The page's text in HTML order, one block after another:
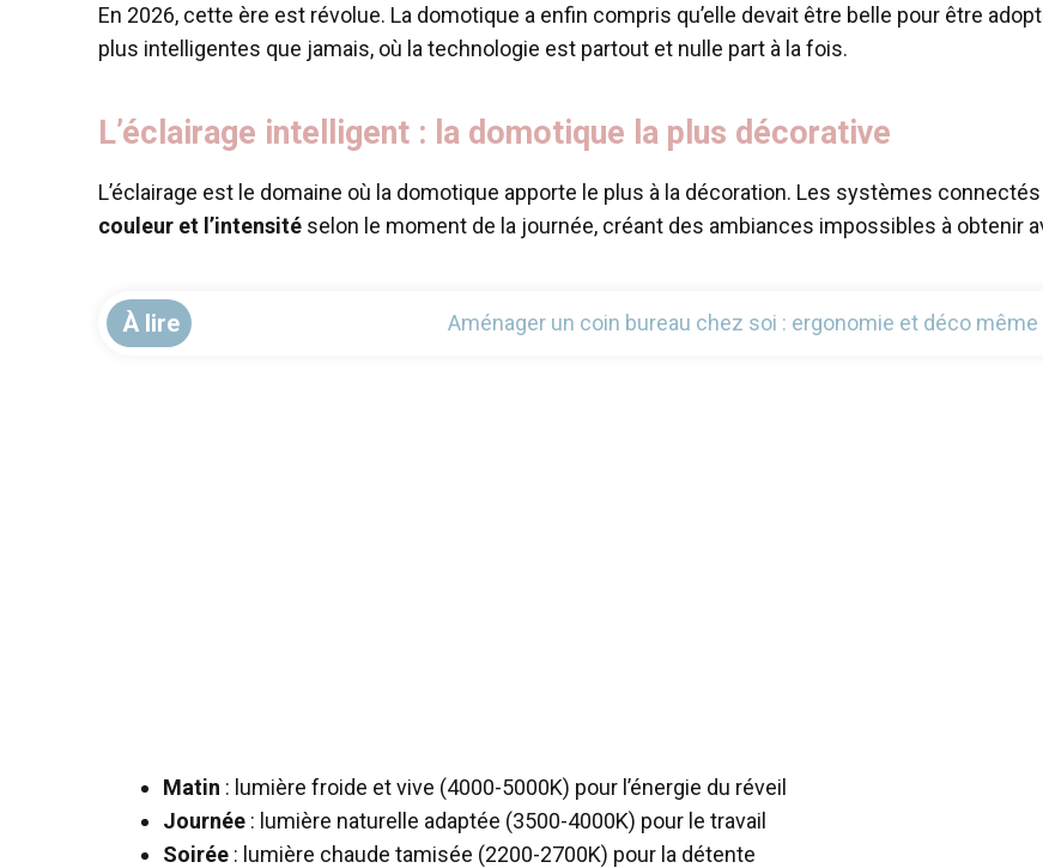
En 2026, cette ère est révolue. La domotique a enfin compris qu’elle devait être belle pour être
plus intelligentes que jamais, où la technologie est partout et nulle part à la fois.
L’éclairage intelligent : la domotique la plus décorative
L’éclairage est le domaine où la domotique apporte le plus à la décoration. Les systèmes
couleur et l’intensité selon le moment de la journée, créant des ambiances impossibles à obtenir
À lire Aménager un coin bureau chez soi : ergonomie et déco
Matin : lumière froide et vive (4000-5000K) pour l’énergie du réveil
Journée : lumière naturelle adaptée (3500-4000K) pour le travail
Soirée : lumière chaude tamisée (2200-2700K) pour la détente